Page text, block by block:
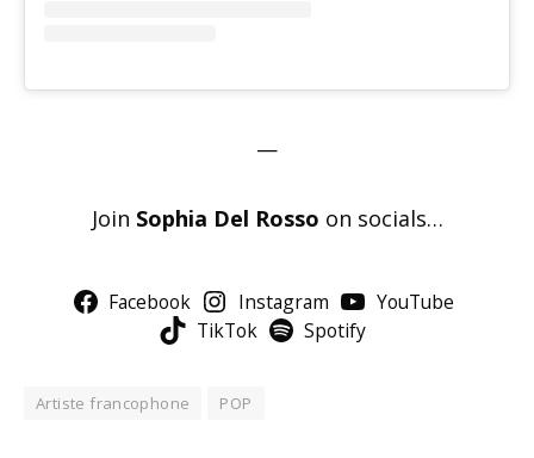
—
Join Sophia Del Rosso on socials…
Facebook Instagram
YouTube
TikTok
Spotify
Artiste francophone POP